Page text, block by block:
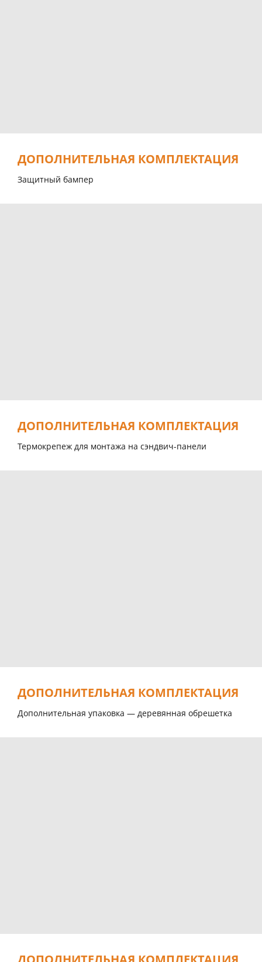
ДОПОЛНИТЕЛЬНАЯ КОМПЛЕКТАЦИЯ
Защитный бампер
ДОПОЛНИТЕЛЬНАЯ КОМПЛЕКТАЦИЯ
Термокрепеж для монтажа на сэндвич-панели
ДОПОЛНИТЕЛЬНАЯ КОМПЛЕКТАЦИЯ
Дополнительная упаковка — деревянная обрешетка